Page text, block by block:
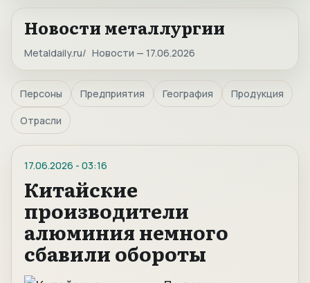
Новости металлургии
Metaldaily.ru Новости — 17.06.2026
Персоны Предприятия География Продукция
Отрасли
17.06.2026 - 03:16
Китайские
производители
алюминия немного
сбавили обороты